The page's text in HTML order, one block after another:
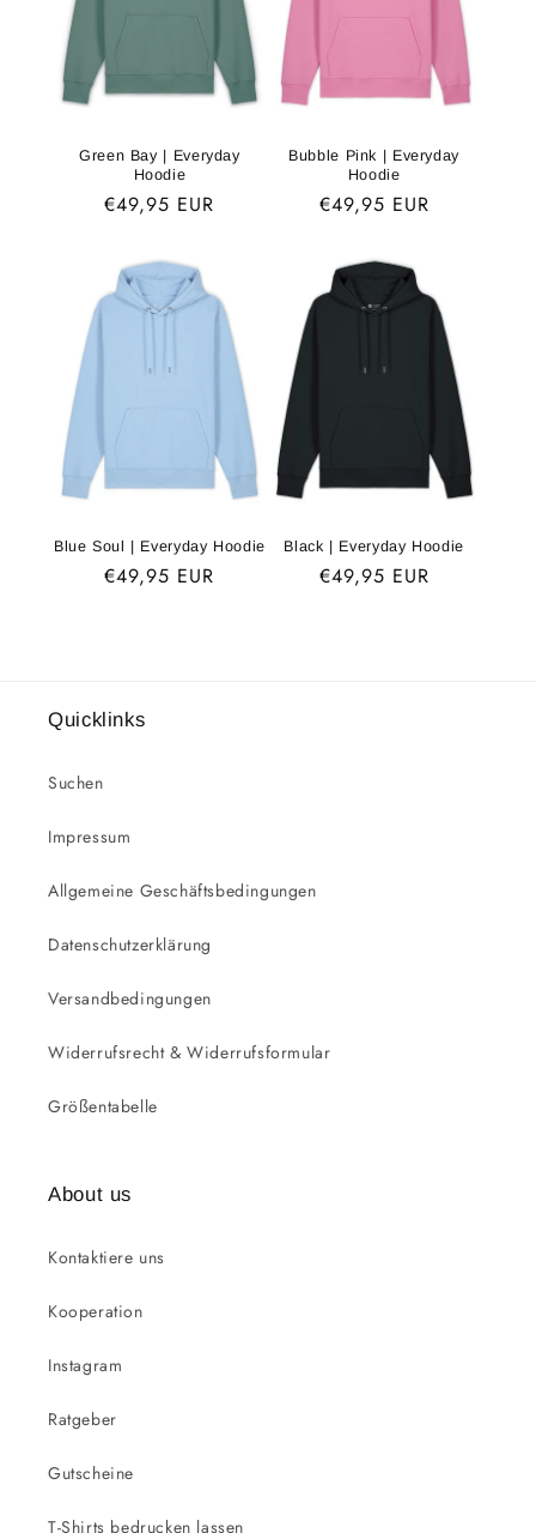
Green Bay | Everyday
Hoodie
Normaler
€49,95 EUR
Bubble Pink | Everyday
Hoodie
Normaler
€49,95 EUR
Blue Soul | Everyday Hoodie
Normaler
€49,95 EUR
Black | Everyday Hoodie
Normaler
€49,95 EUR
Quicklinks
Suchen
Impressum
Allgemeine Geschäftsbedingungen
Datenschutzerklärung
Versandbedingungen
Widerrufsrecht & Widerrufsformular
Größentabelle
About us
Kontaktiere uns
Kooperation
Instagram
Ratgeber
Gutscheine
T-Shirts bedrucken lassen